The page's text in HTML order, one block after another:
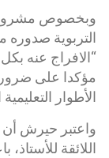
وبخصوص مشروع
التربوية صدوره
“الافراج عنه بكل
مؤكدا على
الأطوار التعليمية
واعتبر حيرش أن
اللائقة